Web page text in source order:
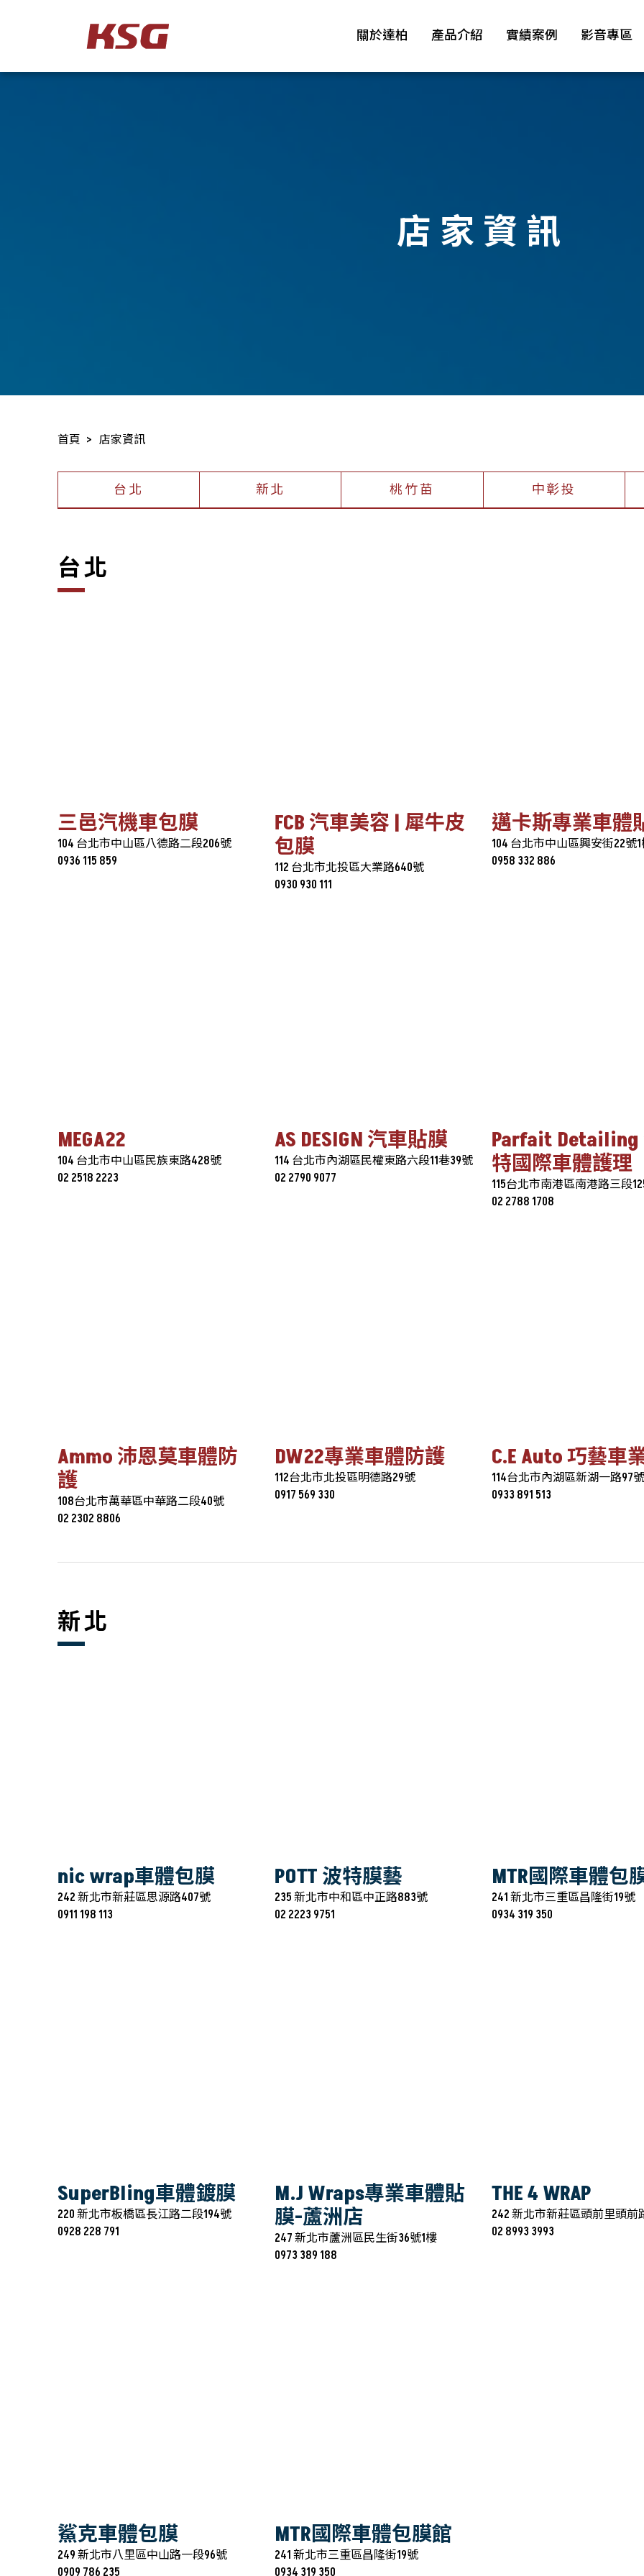
關於達柏 產品介紹 實績案例 影音專區
店家資訊
首頁 店家資訊
台北 新北 桃竹苗 中彰投
台北
三邑汽機車包膜
104 台北市中山區八德路二段206號
0936 115 859
FCB 汽車美容 | 犀牛皮
包膜
112 台北市北投區大業路640號
0930 930 111
邁卡斯專業車體
104 台北市中山區興安街22號
0958 332 886
MEGA22
104 台北市中山區民族東路428號
02 2518 2223
AS DESIGN 汽車貼膜
114 台北市內湖區民權東路六段11巷39號
02 2790 9077
Parfait Detailing
特國際車體護理
115台北市南港區南港路三段
02 2788 1708
Ammo 沛恩莫車體防
護
108台北市萬華區中華路二段40號
02 2302 8806
DW22專業車體防護
112台北市北投區明德路29號
0917 569 330
C.E Auto 巧藝車
114台北市內湖區新湖一路97號
0933 891 513
新北
nic wrap車體包膜
242 新北市新莊區思源路407號
0911 198 113
POTT 波特膜藝
235 新北市中和區中正路883號
02 2223 9751
MTR國際車體包
241 新北市三重區昌隆街19號
0934 319 350
SuperBling車體鍍膜
220 新北市板橋區長江路二段194號
0928 228 791
M.J Wraps專業車體貼
膜-蘆洲店
247 新北市蘆洲區民生街36號1樓
0973 389 188
THE 4 WRAP
242 新北市新莊區頭前里頭前
02 8993 3993
鯊克車體包膜
249 新北市八里區中山路一段96號
0909 786 235
MTR國際車體包膜館
241 新北市三重區昌隆街19號
0934 319 350